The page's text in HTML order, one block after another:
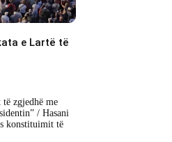
e Lartë të
zgjedhë me
/ Hasani
konstituimit të